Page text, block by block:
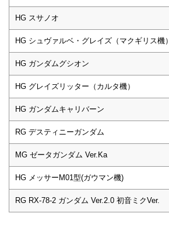
HG スサノオ
HG シュヴァルベ・グレイズ（マクギリス機）
HG ガンダムグシオン
HG グレイズリッター（カルタ機）
HG ガンダムキャリバーン
RG デスティニーガンダム
MG ゼータガンダム Ver.Ka
HG メッサーM01型(ガウマン機)
RG RX-78-2 ガンダム Ver.2.0 初音ミクVer.